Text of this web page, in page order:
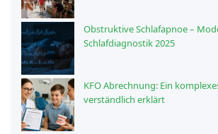
Obstruktive Schlafapnoe –
Schlafdiagnostik 2025
KFO Abrechnung: Ein
verständlich erklärt